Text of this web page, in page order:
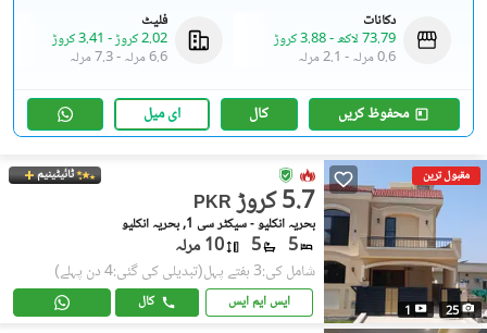
دکانات
73.79 لاکھ
-3.88 کروڑ
0.6 مرلہ
- 2.1 مرلہ
فلیٹ
2.02 کروڑ
- 3.41 کروڑ
6.6 مرلہ
-7.3 مرلہ
محفوظ کریں کال ای میل
مقبول ترین
25
1
ٹائیٹینیم
PKR 5.7 کروڑ
بحریہ انکلیو - سیکٹر سی 1, بحریہ انکلیو
5
5 10 مرلہ
شامل کی:3 ہفتے پہل (تبدیلی کی گئی:4 دن پہلے)
ایس ایم ایس کال